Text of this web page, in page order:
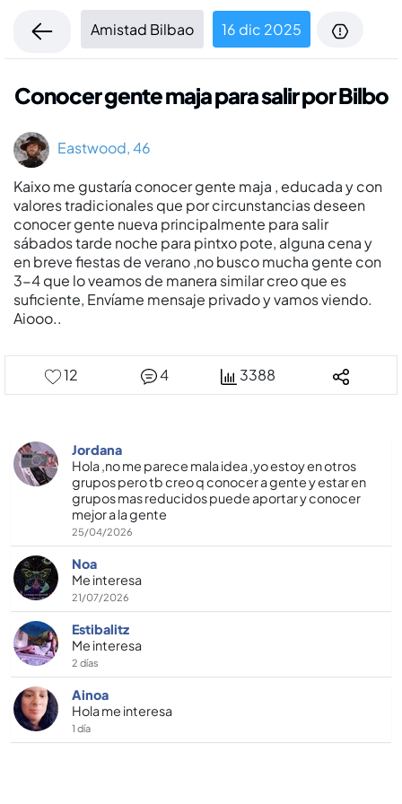
Amistad Bilbao 16 dic 2025
Conocer gente maja para salir por Bilbo
Eastwood, 46
Kaixo me gustaría conocer gente maja , educada y con
valores tradicionales que por circunstancias deseen
conocer gente nueva principalmente para salir
sábados tarde noche para pintxo pote, alguna cena y
en breve fiestas de verano ,no busco mucha gente con
3-4 que lo veamos de manera similar creo que es
suficiente, Envíame mensaje privado y vamos viendo.
Aiooo..
12 4 3388
Jordana
Hola ,no me parece mala idea ,yo estoy en otros
grupos pero tb creo q conocer a gente y estar en
grupos mas reducidos puede aportar y conocer
mejor a la gente
25/04/2026
Noa
Me interesa
21/07/2026
Estibalitz
Me interesa
2 días
Ainoa
Hola me interesa
1 día